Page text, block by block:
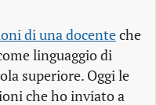
di una docenteche
linguaggio di
superiore. Oggi le
che ho inviato a